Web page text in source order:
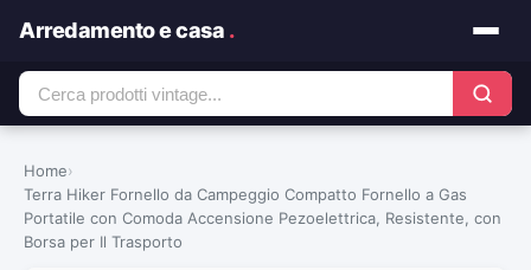
Arredamento e casa .
Home›
Terra Hiker Fornello da Campeggio Compatto Fornello a Gas
Portatile con Comoda Accensione Pezoelettrica, Resistente, con
Borsa per Il Trasporto